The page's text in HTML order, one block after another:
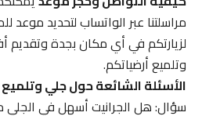
مراسلتنا عبر الواتساب لتحديد موعد
لزيارتكم في أي مكان بجدة وتقديم
وتلميع أرضياتكم.
الأسئلة الشائعة حول جلي وتلميع
سؤال: هل الجرانيت أسهل في الجلي من